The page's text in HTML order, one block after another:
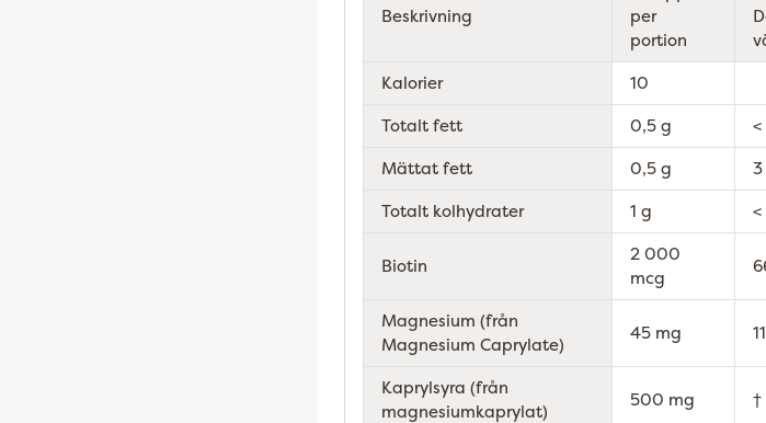
Beskrivning
per
portion
Kalorier 10
Totalt fett 0,5 g <
Mättat fett 0,5 g 3
Totalt kolhydrater 1 g <
Biotin
2 000
mcg
Magnesium (från
Magnesium Caprylate)
45 mg
Kaprylsyra (från
magnesiumkaprylat)
500 mg †